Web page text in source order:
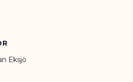
Eksjö